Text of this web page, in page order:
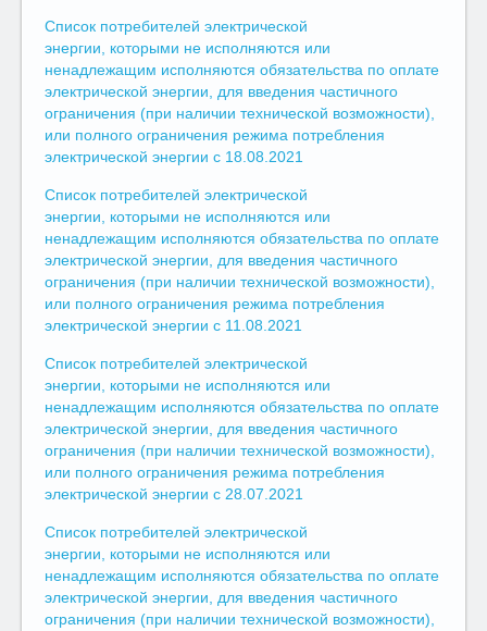
Список потребителей электрической
энергии, которыми не исполняются или
ненадлежащим исполняются обязательства по оплате
электрической энергии, для введения частичного
ограничения (при наличии технической возможности),
или полного ограничения режима потребления
электрической энергии с 18.08.2021
Список потребителей электрической
энергии, которыми не исполняются или
ненадлежащим исполняются обязательства по оплате
электрической энергии, для введения частичного
ограничения (при наличии технической возможности),
или полного ограничения режима потребления
электрической энергии с 11.08.2021
Список потребителей электрической
энергии, которыми не исполняются или
ненадлежащим исполняются обязательства по оплате
электрической энергии, для введения частичного
ограничения (при наличии технической возможности),
или полного ограничения режима потребления
электрической энергии с 28.07.2021
Список потребителей электрической
энергии, которыми не исполняются или
ненадлежащим исполняются обязательства по оплате
электрической энергии, для введения частичного
ограничения (при наличии технической возможности),